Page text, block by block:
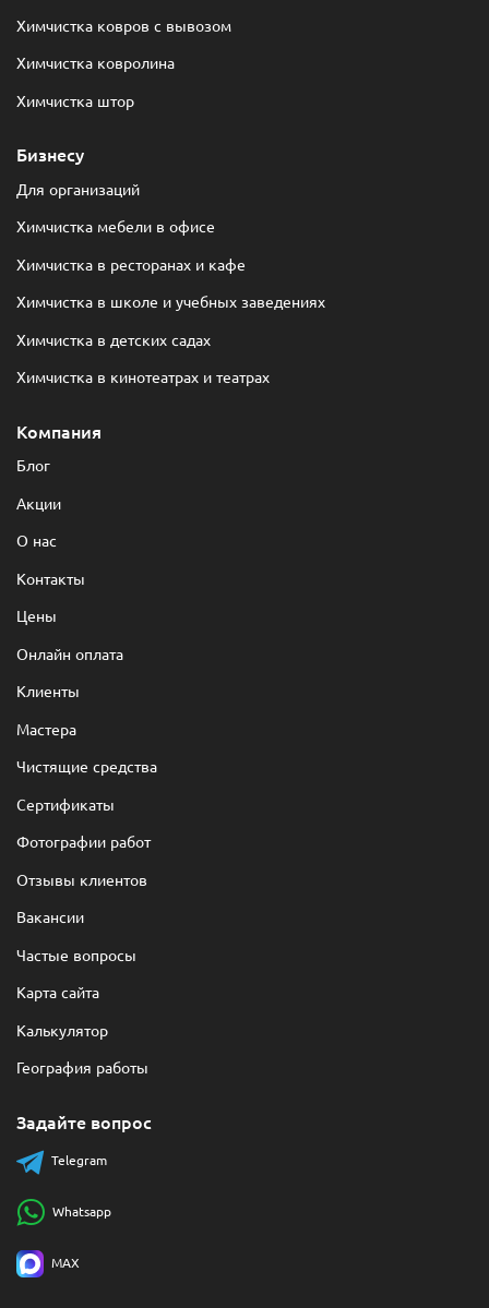
Химчистка ковров с вывозом
Химчистка ковролина
Химчистка штор
Бизнесу
Для организаций
Химчистка мебели в офисе
Химчистка в ресторанах и кафе
Химчистка в школе и учебных заведениях
Химчистка в детских садах
Химчистка в кинотеатрах и театрах
Компания
Блог
Акции
О нас
Контакты
Цены
Онлайн оплата
Клиенты
Мастера
Чистящие средства
Сертификаты
Фотографии работ
Отзывы клиентов
Вакансии
Частые вопросы
Карта сайта
Калькулятор
География работы
Задайте вопрос
Telegram
Whatsapp
MAX